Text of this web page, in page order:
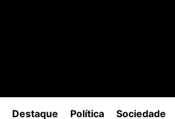
Destaque Política Sociedade